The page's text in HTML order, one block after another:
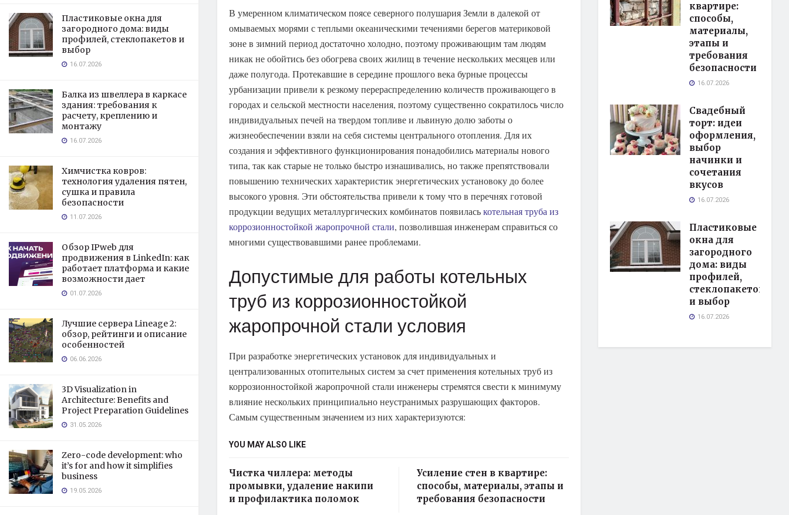
Пластиковые окна для
загородного дома: виды
профилей, стеклопакетов и
выбор
16.07.2026
Балка из швеллера в каркасе
здания: требования к
расчету, креплению и
монтажу
16.07.2026
Химчистка ковров:
технология удаления пятен,
сушка и правила
безопасности
11.07.2026
Обзор IPweb для
продвижения в LinkedIn: как
работает платформа и какие
возможности дает
01.07.2026
Лучшие сервера Lineage 2:
обзор, рейтинги и описание
особенностей
06.06.2026
3D Visualization in
Architecture: Benefits and
Project Preparation Guidelines
31.05.2026
Zero-code development: who
it’s for and how it simplifies
business
19.05.2026
В умеренном климатическом поясе северного полушария Земли в далекой от
омываемых морями с теплыми океаническими течениями берегов материковой
зоне в зимний период достаточно холодно, поэтому проживающим там людям
никак не обойтись без обогрева своих жилищ в течение нескольких месяцев или
даже полугода. Протекавшие в середине прошлого века бурные процессы
урбанизации привели к резкому перераспределению количеств проживающего в
городах и сельской местности населения, поэтому существенно сократилось число
индивидуальных печей на твердом топливе и львиную долю заботы о
жизнеобеспечении взяли на себя системы центрального отопления. Для их
создания и эффективного функционирования понадобились материалы нового
типа, так как старые не только быстро изнашивались, но также препятствовали
повышению технических характеристик энергетических установоку до более
высокого уровня. Эти обстоятельства привели к тому что в перечнях готовой
продукции ведущих металлургических комбинатов появиласькотельная труба из
коррозионностойкой жаропрочной стали, позволившая инженерам справиться со
многими существовавшими ранее проблемами.
Допустимые для работы котельных
труб из коррозионностойкой
жаропрочной стали условия
При разработке энергетических установок для индивидуальных и
централизованных отопительных систем за счет применения котельных труб из
коррозионностойкой жаропрочной стали инженеры стремятся свести к минимуму
влияние нескольких принципиально неустранимых разрушающих факторов.
Самым существенным значением из них характеризуются:
YOU MAY ALSO LIKE
Чистка чиллера: методы
промывки, удаление накипи
и профилактика поломок
Усиление стен в квартире:
способы, материалы, этапы и
требования безопасности
квартире:
способы,
материалы,
этапы и
требования
безопасности
16.07.2026
Свадебный
торт: идеи
оформления,
выбор
начинки и
сочетания
вкусов
16.07.2026
Пластиковые
окна для
загородного
дома: виды
профилей,
стеклопакетов
и выбор
16.07.2026